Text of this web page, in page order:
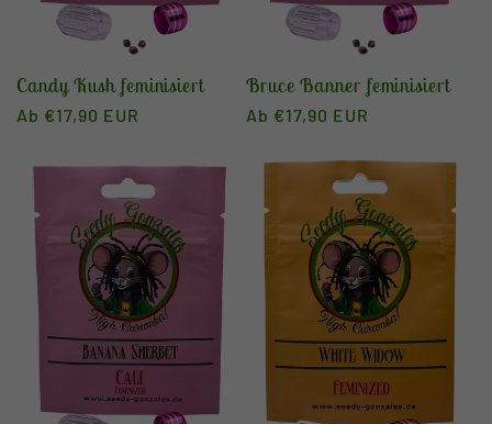
Candy Kush feminisiert
Normaler
Ab €17,90 EUR
Bruce Banner feminisiert
Normaler
Ab €17,90 EUR